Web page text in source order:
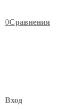
0Сравнения
Вход